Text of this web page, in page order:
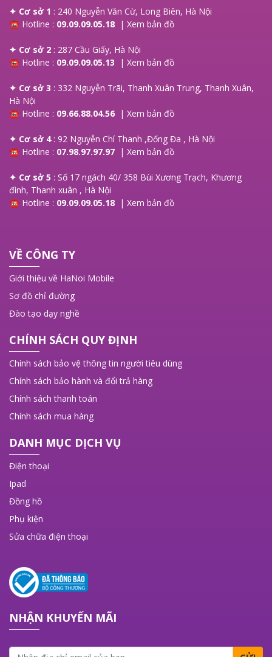
✦ Cơ sở 1 : 240 Nguyễn Văn Cừ, Long Biên, Hà Nội
☎ Hotline : 09.09.09.05.18 | Xem bản đồ
✦ Cơ sở 2 : 287 Cầu Giấy, Hà Nội
☎ Hotline : 09.09.09.05.13 | Xem bản đồ
✦ Cơ sở 3 : 332 Nguyễn Trãi, Thanh Xuân Trung, Thanh Xuân,
Hà Nội
☎ Hotline : 09.66.88.04.56 | Xem bản đồ
✦ Cơ sở 4: 92 Nguyễn Chí Thanh ,Đống Đa , Hà Nội
☎ Hotline : 07.98.97.97.97 | Xem bản đồ
✦ Cơ sở 5 : Số 17 ngách 40/ 358 Bùi Xương Trạch, Khương
đình, Thanh xuân , Hà Nội
☎ Hotline : 09.09.09.05.18 | Xem bản đồ
VỀ CÔNG TY
Giới thiệu về HaNoi Mobile
Sơ đồ chỉ đường
Đào tạo dạy nghề
CHÍNH SÁCH QUY ĐỊNH
Chính sách bảo vệ thông tin người tiêu dùng
Chính sách bảo hành và đổi trả hàng
Chính sách thanh toán
Chính sách mua hàng
DANH MỤC DỊCH VỤ
Điện thoại
Ipad
Đồng hồ
Phụ kiện
Sửa chữa điện thoại
NHẬN KHUYẾN MÃI